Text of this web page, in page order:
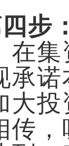
步
在集
承
大
传